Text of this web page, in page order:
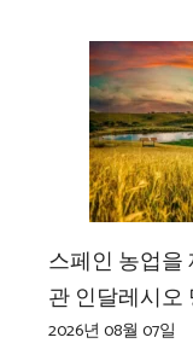
스페인 농업을
관 인달레시오
2026년 08월 07일